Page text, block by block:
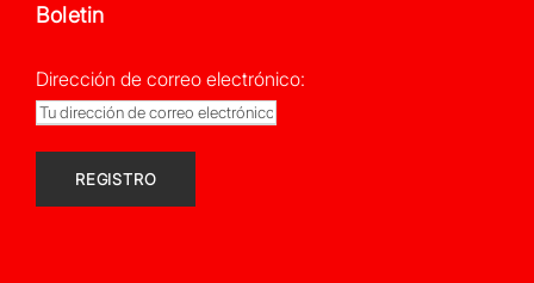
Boletin
Dirección de correo electrónico: